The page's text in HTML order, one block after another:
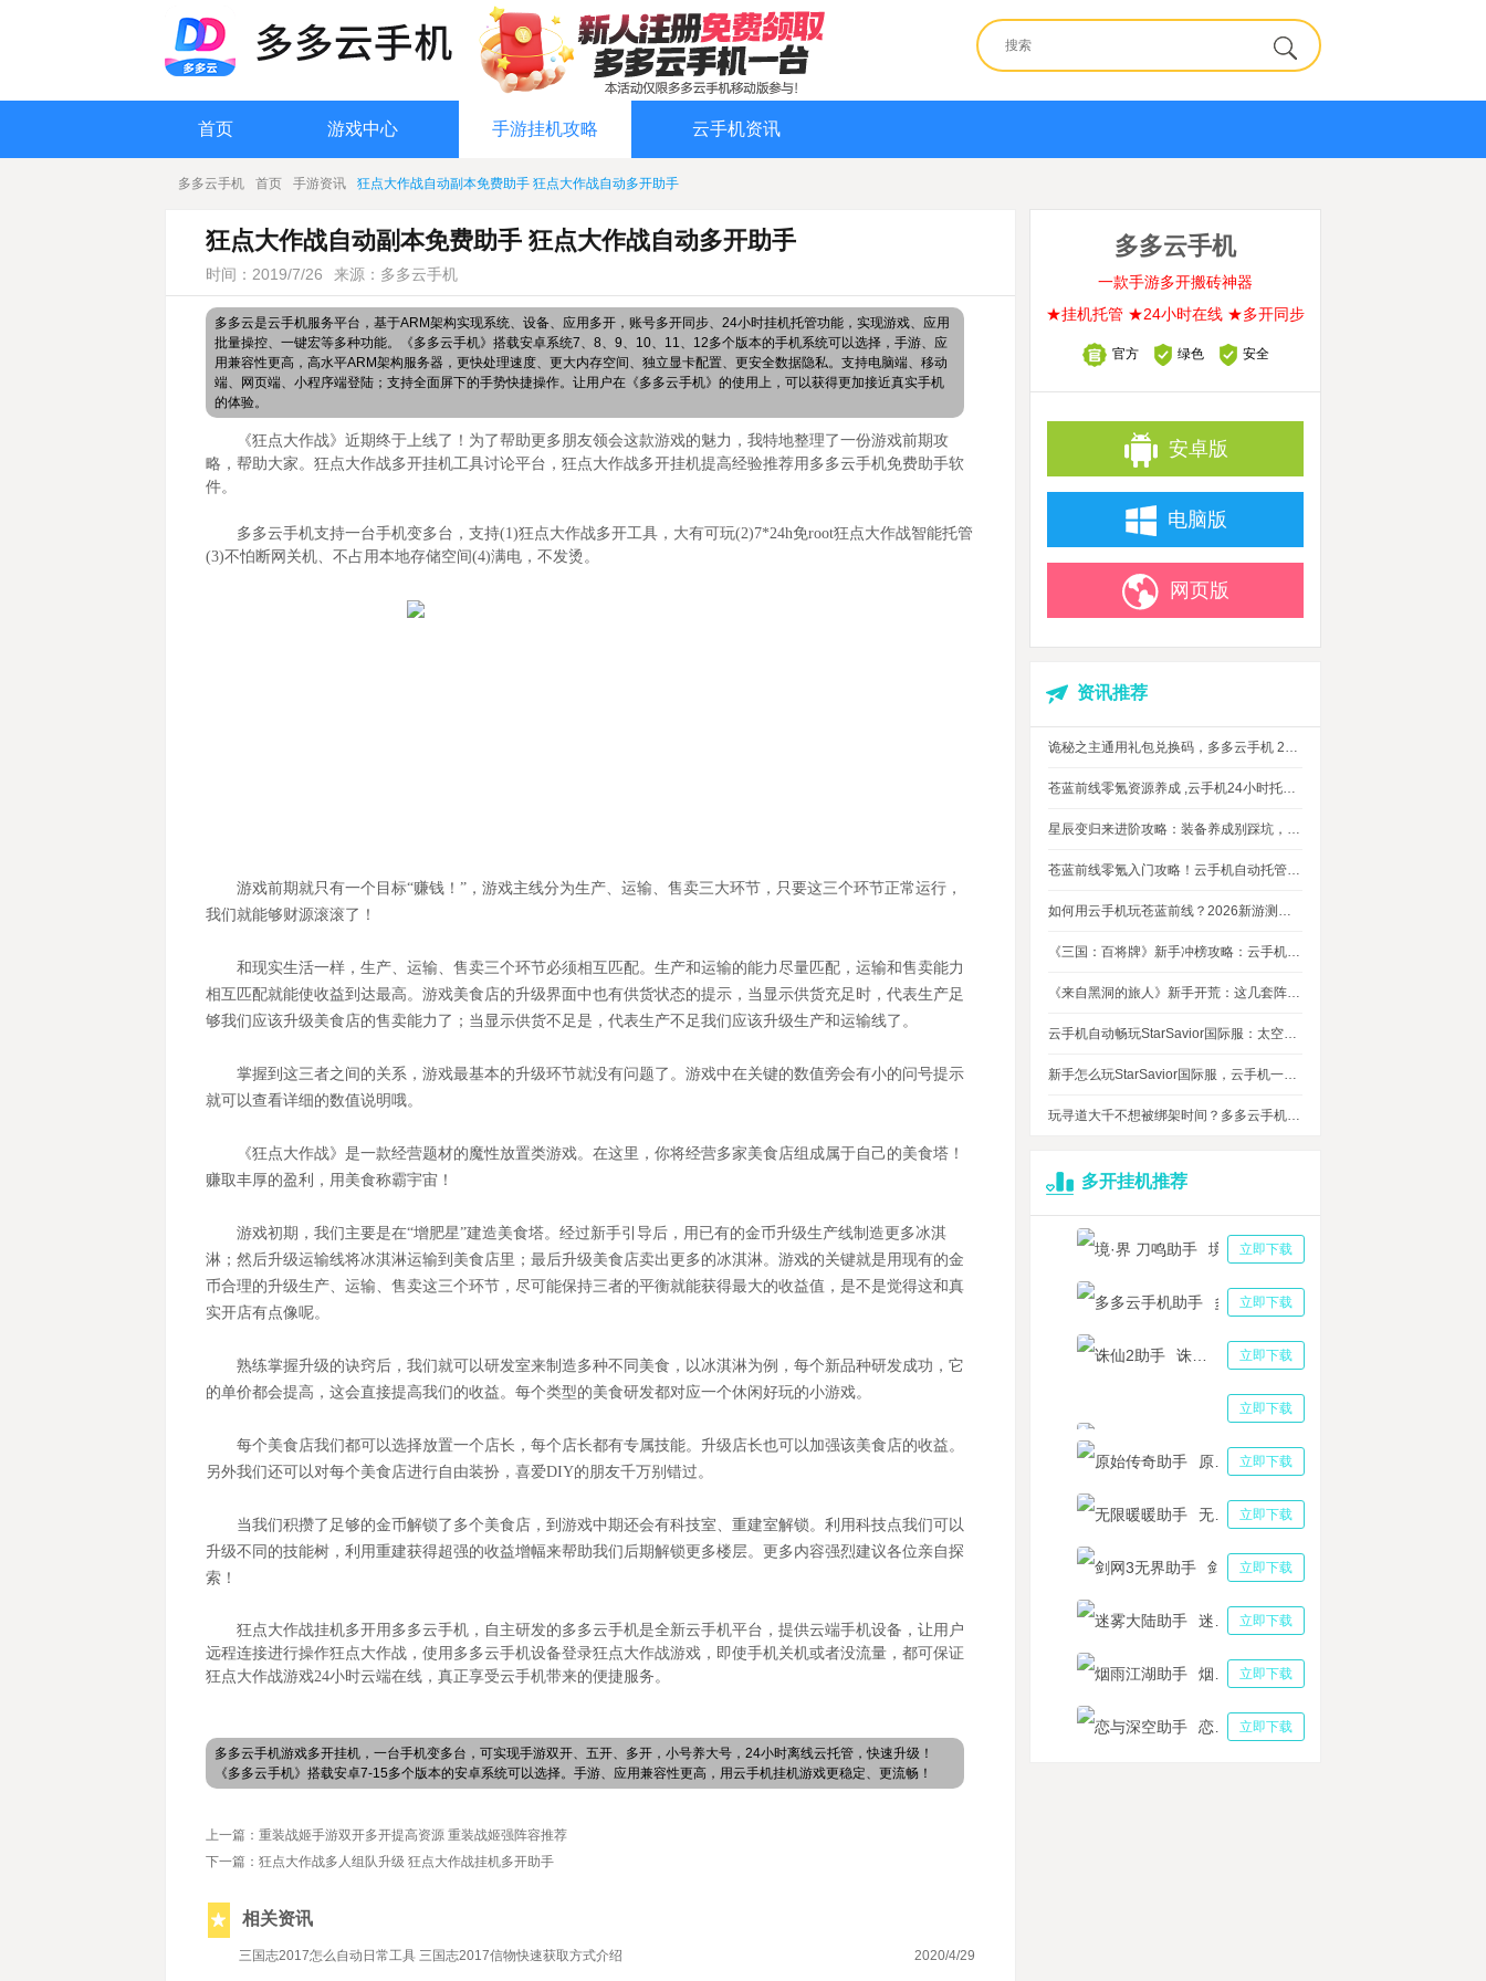
首页 游戏中心 手游挂机攻略 云手机资讯
多多云手机 首页 手游资讯 狂点大作战自动副本免费助手 狂点大作战自动多开助手
狂点大作战自动副本免费助手 狂点大作战自动多开助手
时间：2019/7/26 来源：多多云手机
多多云是云手机服务平台，基于ARM架构实现系统、设备、应用多开，账号多开同步、24小时挂机托管功能，实现游戏、应用
批量操控、一键宏等多种功能。《多多云手机》搭载安卓系统7、8、9、10、11、12多个版本的手机系统可以选择，手游、应
用兼容性更高，高水平ARM架构服务器，更快处理速度、更大内存空间、独立显卡配置、更安全数据隐私。支持电脑端、移动
端、网页端、小程序端登陆；支持全面屏下的手势快捷操作。让用户在《多多云手机》的使用上，可以获得更加接近真实手机
的体验。
《狂点大作战》近期终于上线了！为了帮助更多朋友领会这款游戏的魅力，我特地整理了一份游戏前期攻
略，帮助大家。狂点大作战多开挂机工具讨论平台，狂点大作战多开挂机提高经验推荐用多多云手机免费助手软
件。
多多云手机支持一台手机变多台，支持(1)狂点大作战多开工具，大有可玩(2)7*24h免root狂点大作战智能托管
(3)不怕断网关机、不占用本地存储空间(4)满电，不发烫。
游戏前期就只有一个目标“赚钱！”，游戏主线分为生产、运输、售卖三大环节，只要这三个环节正常运行，
我们就能够财源滚滚了！
和现实生活一样，生产、运输、售卖三个环节必须相互匹配。生产和运输的能力尽量匹配，运输和售卖能力
相互匹配就能使收益到达最高。游戏美食店的升级界面中也有供货状态的提示，当显示供货充足时，代表生产足
够我们应该升级美食店的售卖能力了；当显示供货不足是，代表生产不足我们应该升级生产和运输线了。
掌握到这三者之间的关系，游戏最基本的升级环节就没有问题了。游戏中在关键的数值旁会有小的问号提示
就可以查看详细的数值说明哦。
《狂点大作战》是一款经营题材的魔性放置类游戏。在这里，你将经营多家美食店组成属于自己的美食塔！
赚取丰厚的盈利，用美食称霸宇宙！
游戏初期，我们主要是在“增肥星”建造美食塔。经过新手引导后，用已有的金币升级生产线制造更多冰淇
淋；然后升级运输线将冰淇淋运输到美食店里；最后升级美食店卖出更多的冰淇淋。游戏的关键就是用现有的金
币合理的升级生产、运输、售卖这三个环节，尽可能保持三者的平衡就能获得最大的收益值，是不是觉得这和真
实开店有点像呢。
熟练掌握升级的诀窍后，我们就可以研发室来制造多种不同美食，以冰淇淋为例，每个新品种研发成功，它
的单价都会提高，这会直接提高我们的收益。每个类型的美食研发都对应一个休闲好玩的小游戏。
每个美食店我们都可以选择放置一个店长，每个店长都有专属技能。升级店长也可以加强该美食店的收益。
另外我们还可以对每个美食店进行自由装扮，喜爱DIY的朋友千万别错过。
当我们积攒了足够的金币解锁了多个美食店，到游戏中期还会有科技室、重建室解锁。利用科技点我们可以
升级不同的技能树，利用重建获得超强的收益增幅来帮助我们后期解锁更多楼层。更多内容强烈建议各位亲自探
索！
狂点大作战挂机多开用多多云手机，自主研发的多多云手机是全新云手机平台，提供云端手机设备，让用户
远程连接进行操作狂点大作战，使用多多云手机设备登录狂点大作战游戏，即使手机关机或者没流量，都可保证
狂点大作战游戏24小时云端在线，真正享受云手机带来的便捷服务。
多多云手机游戏多开挂机，一台手机变多台，可实现手游双开、五开、多开，小号养大号，24小时离线云托管，快速升级！
《多多云手机》搭载安卓7-15多个版本的安卓系统可以选择。手游、应用兼容性更高，用云手机挂机游戏更稳定、更流畅！
上一篇：重装战姬手游双开多开提高资源 重装战姬强阵容推荐
下一篇：狂点大作战多人组队升级 狂点大作战挂机多开助手
相关资讯
三国志2017怎么自动日常工具 三国志2017信物快速获取方式介绍 2020/4/29
多多云手机
一款手游多开搬砖神器
★挂机托管 ★24小时在线 ★多开同步
官方 绿色 安全
安卓版
电脑版
网页版
资讯推荐
诡秘之主通用礼包兑换码，多多云手机 24 小时挂机攻略
苍蓝前线零氪资源养成 ,云手机24小时托管，上班自动肝资源
星辰变归来进阶攻略：装备养成别踩坑，这几个技巧让你省下80%资源
苍蓝前线零氪入门攻略！云手机自动托管，24小时自动刷资源不掉队
如何用云手机玩苍蓝前线？2026新游测评，新手入坑玩法指南
《三国：百将牌》新手冲榜攻略：云手机多开挂机，轻松拿捏牌局优势
《来自黑洞的旅人》新手开荒：这几套阵容，实测好用
云手机自动畅玩StarSavior国际服：太空星战到底值不值得入坑
新手怎么玩StarSavior国际服，云手机一键搞定
玩寻道大千不想被绑架时间？多多云手机帮我自动挂机平衡游戏和生活
多开挂机推荐
立即下载
立即下载
多多云手机助手
立即下载
立即下载
三国志战略版助手
立即下载
立即下载
立即下载
立即下载
立即下载
立即下载